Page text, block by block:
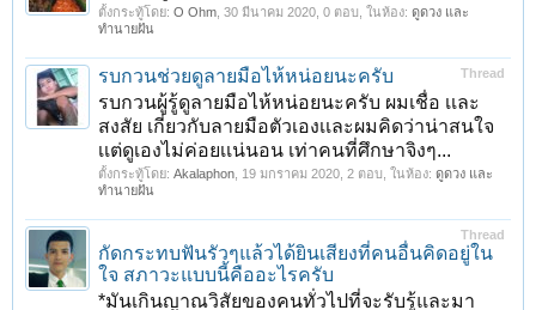
ตั้งกระทู้โดย: O Ohm 30 มีนาคม 2020 , 0 ตอบ, ในห้อง: ดูดวง และ
ทำนายฝัน
Thread
รบกวนช่วยดูลายมือไห้หน่อยนะครับ
รบกวนผู้รู้ดูลายมือไห้หน่อยนะครับ ผมเชื่อ เเละ
สงสัย เกี่ยวกับลายมือตัวเองเเละผมคิดว่าน่าสนใจ
เเต่ดูเองไม่ค่อยเเน่นอน เท่าคนที่ศึกษาจิงๆ...
ตั้งกระทู้โดย: Akalaphon 19 มกราคม 2020 , 2 ตอบ, ในห้อง: ดูดวง และ
ทำนายฝัน
Thread
กัดกระทบฟันรัวๆแล้วได้ยินเสียงที่คนอื่นคิดอยู่ใน
ใจ สภาวะแบบนี้คืออะไรครับ
*มันเกินญาณวิสัยของคนทั่วไปที่จะรับรู้และมา